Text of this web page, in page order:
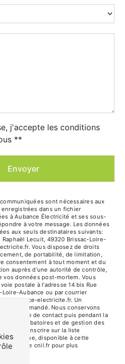
j'accepte les conditions
**
Envoyer
sont nécessaires aux
dans un fichier
à Aubance Électricité et ses sous-
à votre message. Les données
aux seuls destinataires suivants:
Lecuit, 49320 Brissac-Loire-
Vous disposez de droits
de portabilité, de limitation,
consentement à tout moment et du
auprès d’une autorité de contrôle,
vos données post-mortem. Vous
postale à l'adresse 14 bis Rue
Loire-Aubance ou par courrier
electricite.fr. Un
être demandé. Nous conservons
de prise de contact puis pendant la
fins probatoires et de gestion des
de vous inscrire sur la liste
disponible à cette
le site cnil.fr pour plus